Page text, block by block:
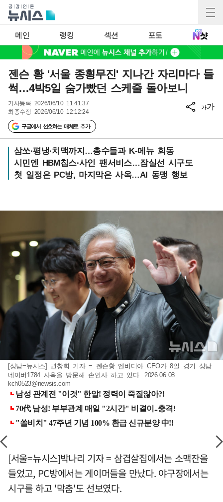
메인 랭킹 섹션 포토
젠슨 황 '서울 종횡무진' 지나간 자리마다 들
썩…4박5일 숨가빴던 스케줄 돌아보니
기사등록 2026/06/10 11:41:37
최종수정 2026/06/10 12:12:24
구글에서 선호하는 매체로 추가
가가
삼쏘·평냉·치맥까지…총수들과 K-메뉴 회동
시민엔 HBM칩스·사인 팬서비스…잠실선 시구도
첫 일정은 PC방, 마지막은 사옥…AI 동맹 행보
[성남=뉴시스] 권창회 기자 = 젠슨황 엔비디아 CEO가 8일 경기 성남
네이버1784 사옥을 방문해 손인사 하고 있다. 2026.06.08.
kch0523@newsis.com
[서울=뉴시스]박나리 기자 = 삼겹살집에서는 소맥잔을
들었고, PC방에서는 게이머들을 만났다. 야구장에서는
시구를 하고 '막춤'도 선보였다.